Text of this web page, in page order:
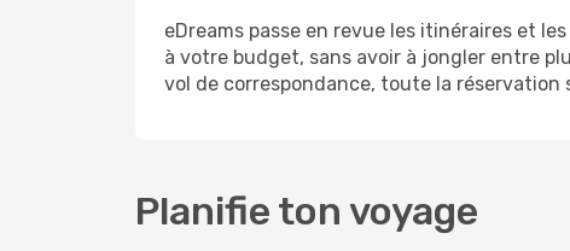
eDreams passe en revue les itinéraires et
à votre budget, sans avoir à jongler entre
vol de correspondance, toute la
Planifie ton voyage